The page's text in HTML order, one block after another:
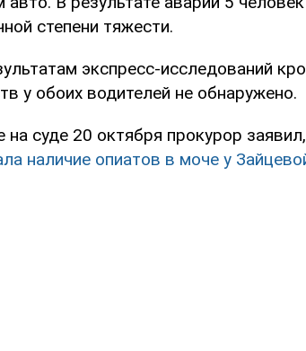
степени тяжести.
экспресс-исследований
у обоих водителей не обнаружено.
на суде 20 октября прокурор
наличие опиатов в моче у